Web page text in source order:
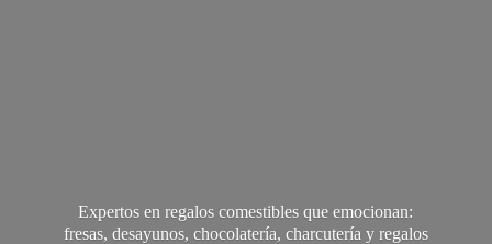
Expertos en regalos comestibles que emocionan:
fresas, desayunos, chocolatería, charcutería y regalos